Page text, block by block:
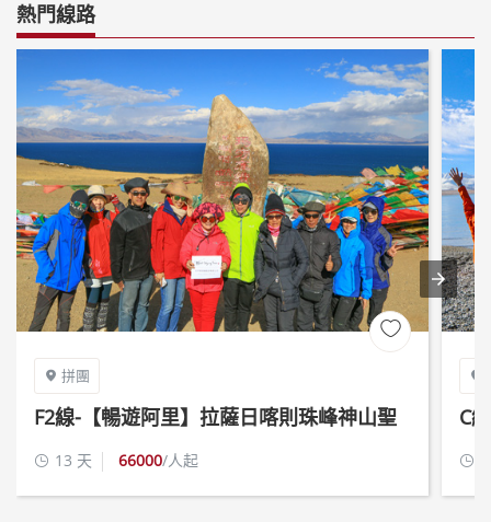
熱門線路

 拼團
F2線-【暢遊阿里】拉薩日喀則珠峰神山聖
湖古格王朝吉隆13日遊
 13 天 66000/人起

C
